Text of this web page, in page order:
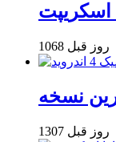
اسکریپت
1068 روز قبل
1307 روز قبل